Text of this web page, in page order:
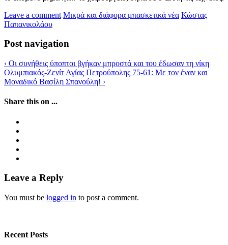
Leave a comment Μικρά και διάφορα μπασκετικά νέα Κώστας
Παπανικολάου
Post navigation
‹ Οι συνήθεις ύποπτοι βγήκαν μπροστά και του έδωσαν τη νίκη
Ολυμπιακός-Ζενίτ Αγίας Πετρούπολης 75-61: Με τον έναν και
Μοναδικό Βασίλη Σπανούλη! ›
Share this on ...
Leave a Reply
You must be logged in to post a comment.
Recent Posts